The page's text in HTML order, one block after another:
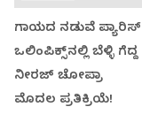
ಗಾಯದ ನಡುವೆ ಪ್ಯಾರಿಸ್
ಒಲಿಂಪಿಕ್ಸ್‌ನಲ್ಲಿ ಬೆಳ್ಳಿ ಗೆದ್ದ
ನೀರಜ್ ಚೋಪ್ರಾ
ಮೊದಲ ಪ್ರತಿಕ್ರಿಯೆ!